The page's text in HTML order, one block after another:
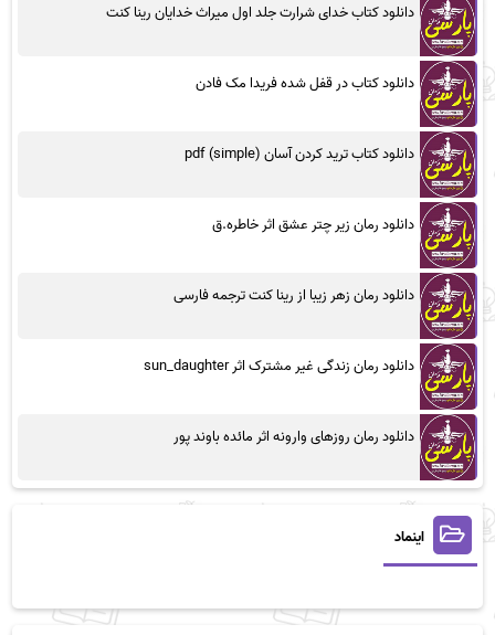
دانلود کتاب خدای شرارت جلد اول میراث خدایان رینا کنت
دانلود کتاب در قفل شده فریدا مک فادن
دانلود کتاب ترید کردن آسان (simple) pdf
دانلود رمان زیر چتر عشق اثر خاطره.ق
دانلود رمان زهر زیبا از رینا کنت ترجمه فارسی
دانلود رمان زندگی غیر مشترک اثر sun_daughter
دانلود رمان روزهای وارونه اثر مائده باوند پور
اینماد